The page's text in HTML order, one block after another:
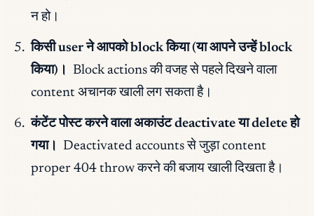
न हो।
किसी user ने आपको block किया (या आपने उन्हें block
किया)।
Block actions की वजह से पहले दिखने वाला
content अचानक खाली लग सकता है।
कंटेंट पोस्ट करने वाला अकाउंट deactivate या delete हो
गया।
Deactivated accounts से जुड़ा content
proper 404 throw करने की बजाय खाली दिखता है।